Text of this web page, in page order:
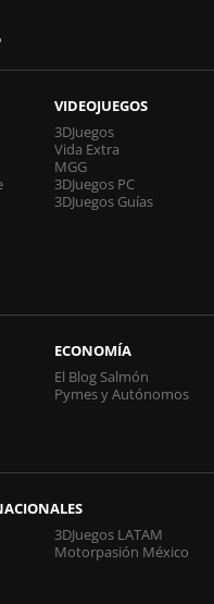
VIDEOJUEGOS
3DJuegos
Vida Extra
MGG
3DJuegos PC
3DJuegos Guías
ECONOMÍA
El Blog Salmón
Pymes y Autónomos
3DJuegos LATAM
Motorpasión México